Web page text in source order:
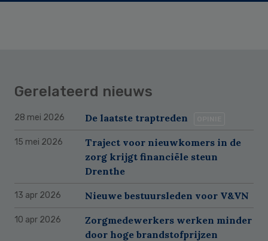
Gerelateerd nieuws
28 mei 2026 De laatste traptreden
15 mei 2026
Traject voor nieuwkomers in de
zorg krijgt financiële steun
Drenthe
13 apr 2026 Nieuwe bestuursleden voor V&VN
10 apr 2026
Zorgmedewerkers werken minder
door hoge brandstofprijzen